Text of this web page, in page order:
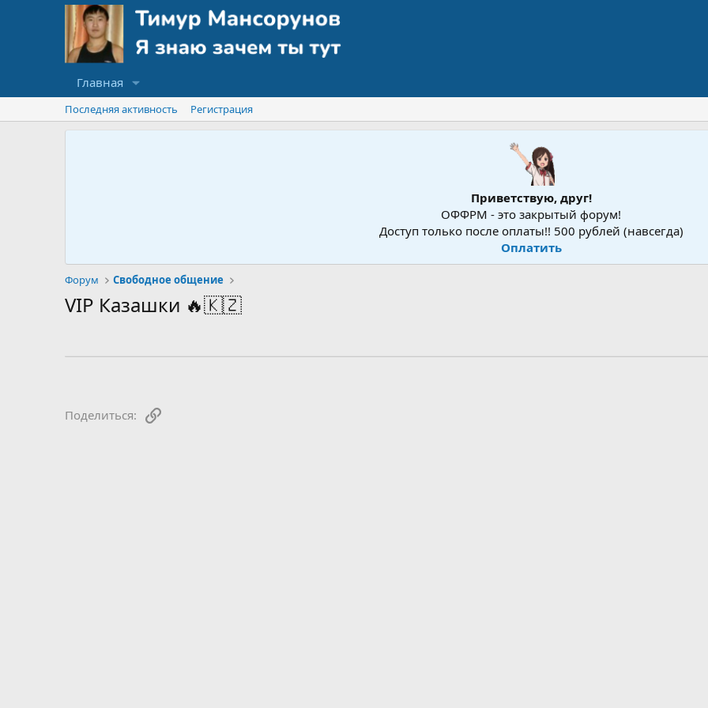
Главная
Последняя активность Регистрация
Приветствую, друг!
ОФФРМ - это закрытый форум!
Доступ только после оплаты!! 500 рублей (навсегда)
Оплатить
Форум Свободное общение
VIP Казашки 🔥🇰🇿
Поделиться: Ссылка